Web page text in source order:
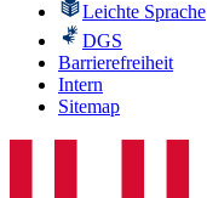
Leichte Sprache
DGS
Barrierefreiheit
Intern
Sitemap